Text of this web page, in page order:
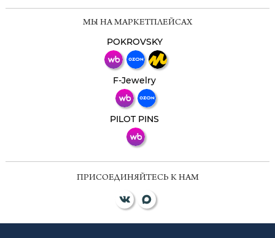
МЫ НА МАРКЕТПЛЕЙСАХ
POKROVSKY
F-Jewelry
PILOT PINS
ПРИСОЕДИНЯЙТЕСЬ К НАМ